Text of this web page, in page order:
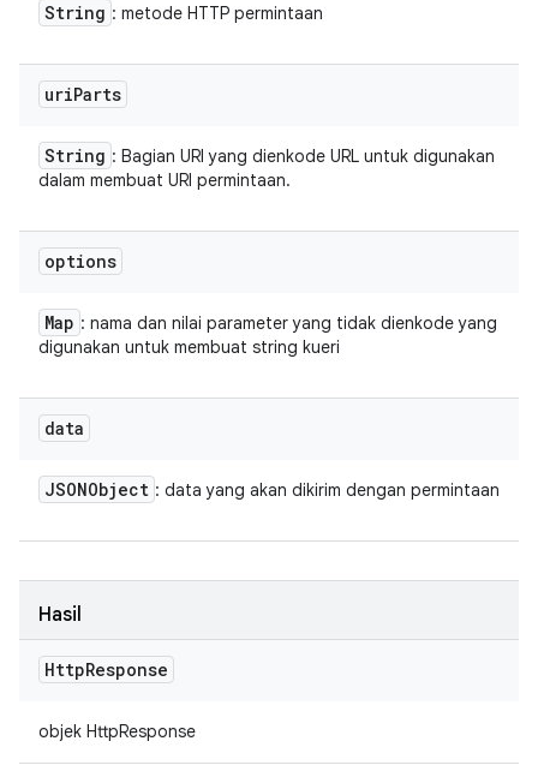
String : metode HTTP permintaan
uriParts
String : Bagian URI yang dienkode URL untuk digunakan
dalam membuat URI permintaan.
options
Map : nama dan nilai parameter yang tidak dienkode yang
digunakan untuk membuat string kueri
data
JSONObject : data yang akan dikirim dengan permintaan
Hasil
HttpResponse
objek HttpResponse